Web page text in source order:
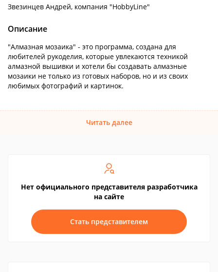
Звезинцев Андрей, компания "HobbyLine"
Описание
"Алмазная мозаика" - это программа, создана для
любителей рукоделия, которые увлекаются техникой
алмазной вышивки и хотели бы создавать алмазные
мозаики не только из готовых наборов, но и из своих
любимых фотографий и картинок.
Читать далее
Нет официального представителя разработчика
на сайте
Стать представителем